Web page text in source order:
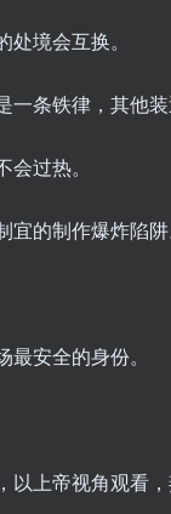
境会互换。
条铁律，其他装
过热。
的制作爆炸陷阱
安全的身份。
上帝视角观看，